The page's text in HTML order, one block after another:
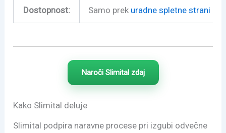
Dostopnost: Samo prek uradne spletne strani
Naroči Slimital zdaj
Kako Slimital deluje
Slimital podpira naravne procese pri izgubi odvečne